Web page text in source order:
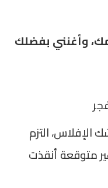
وأغنني بفضلك
الإفلاس، التزم
متوقعة أنقذت